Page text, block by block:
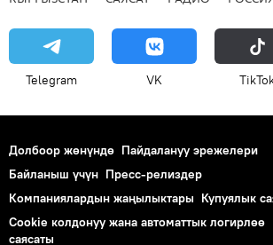
Telegram VK
Долбоор жөнүндө Пайдалануу эрежелери
Байланыш үчүн Пресс-релиздер
Компаниялардын жаңылыктары Купуялык
Cookie колдонуу жана автоматтык логирлөө
саясаты